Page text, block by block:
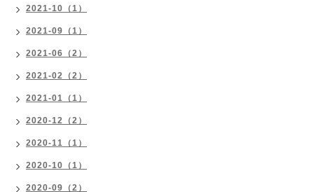
2021-10（1）
2021-09（1）
2021-06（2）
2021-02（2）
2021-01（1）
2020-12（2）
2020-11（1）
2020-10（1）
2020-09（2）